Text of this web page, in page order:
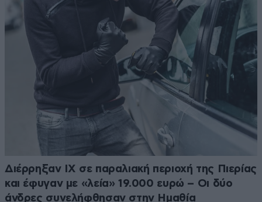
Διέρρηξαν ΙΧ σε παραλιακή περιοχή της Πιερίας
και έφυγαν με «λεία» 19.000 ευρώ – Οι δύο
άνδρες συνελήφθησαν στην Ημαθία